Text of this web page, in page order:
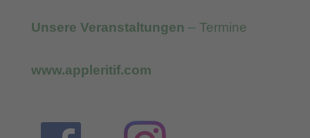
Unsere Veranstaltungen – Termine
www.appleritif.com